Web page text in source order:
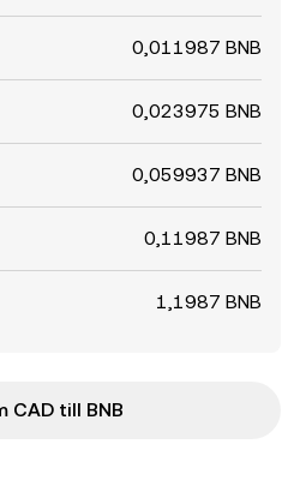
0,011987 BNB
0,023975 BNB
0,059937 BNB
0,11987 BNB
1,1987 BNB
CAD till BNB